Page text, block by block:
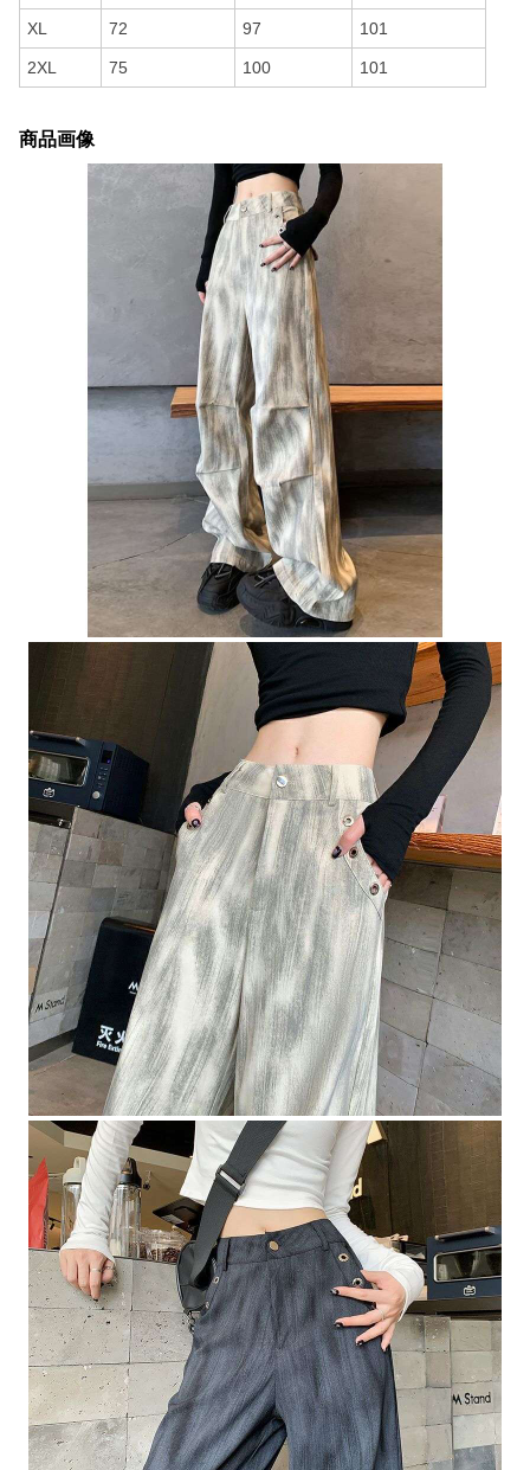
XL 72 97 101
2XL 75 100 101
商品画像